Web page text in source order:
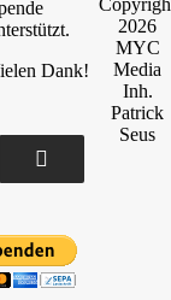
Dank!
2026
MYC
Media
Inh.
Patrick
Seus